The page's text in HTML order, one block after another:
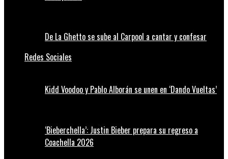
De La Ghetto se sube al Carpool a cantar y confesar
Redes Sociales
Kidd Voodoo y Pablo Alborán se unen en ‘Dando Vueltas’
‘Bieberchella’: Justin Bieber prepara su regreso a
Coachella 2026